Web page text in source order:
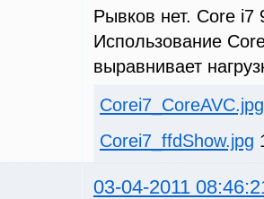
Рывков нет. Core i7
Использование
выравнивает
Corei7_CoreAVC.jpg
Corei7_ffdShow.jpg
03-04-2011